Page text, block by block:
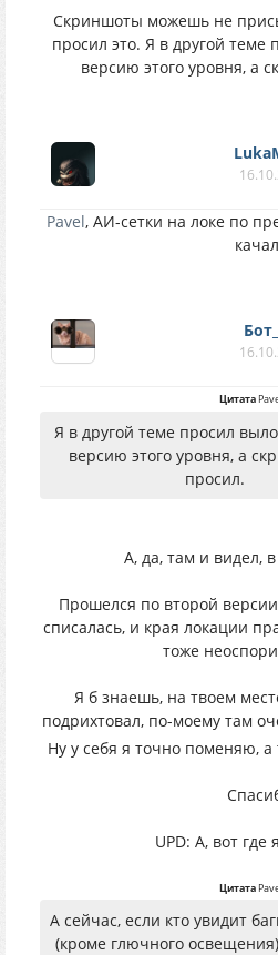
Скриншоты можешь не
просил это. Я в другой
версию этого уровня, а
Pavel, АИ-сетки на локе по
Цитата
Я в другой теме просил
версию этого уровня, а
просил.
А, да, там и видел,
Прошелся по второй
списалась, и края локации
тоже
Я б знаешь, на твоем
подрихтовал, по-моему там
Ну у себя я точно поменяю, а
UPD: А, вот где
Цитата
А сейчас, если кто увидит
(кроме глючного